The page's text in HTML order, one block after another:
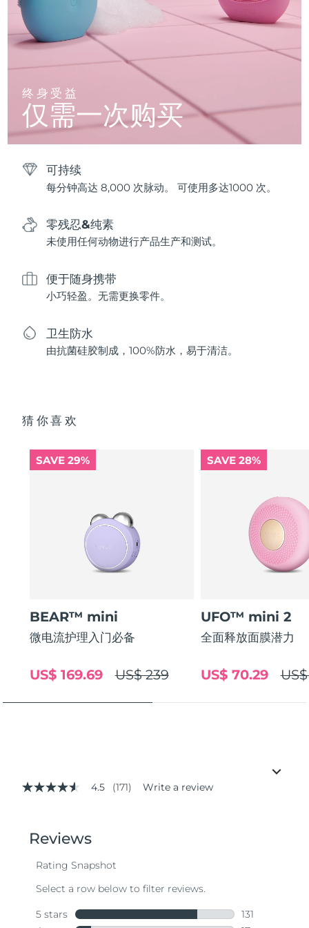
终身受益
仅需一次购买
可持续
每分钟高达 8,000 次脉动。 可使用多达1000 次。
零残忍&纯素
未使用任何动物进行产品生产和测试。
便于随身携带
小巧轻盈。无需更换零件。
卫生防水
由抗菌硅胶制成，100%防水，易于清洁。
猜你喜欢
SAVE 29%
BEAR™ mini
微电流护理入门必备
US$ 239
US$ 169.69
SAVE 28%
UFO™ mini 2
全面释放面膜潜力
US$ 70.29
4.5
stars,
average
value.
171
Same
page
4.5 (171) Write a review